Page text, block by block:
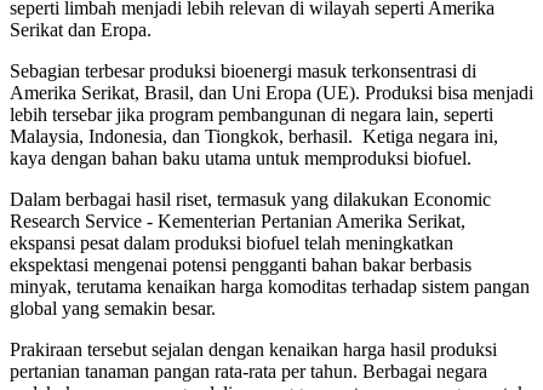
seperti limbah menjadi lebih relevan di wilayah seperti Amerika
Serikat dan Eropa.
Sebagian terbesar produksi bioenergi masuk terkonsentrasi di
Amerika Serikat, Brasil, dan Uni Eropa (UE). Produksi bisa menjadi
lebih tersebar jika program pembangunan di negara lain, seperti
Malaysia, Indonesia, dan Tiongkok, berhasil. Ketiga negara ini,
kaya dengan bahan baku utama untuk memproduksi biofuel.
Dalam berbagai hasil riset, termasuk yang dilakukan Economic
Research Service - Kementerian Pertanian Amerika Serikat,
ekspansi pesat dalam produksi biofuel telah meningkatkan
ekspektasi mengenai potensi pengganti bahan bakar berbasis
minyak, terutama kenaikan harga komoditas terhadap sistem pangan
global yang semakin besar.
Prakiraan tersebut sejalan dengan kenaikan harga hasil produksi
pertanian tanaman pangan rata-rata per tahun. Berbagai negara